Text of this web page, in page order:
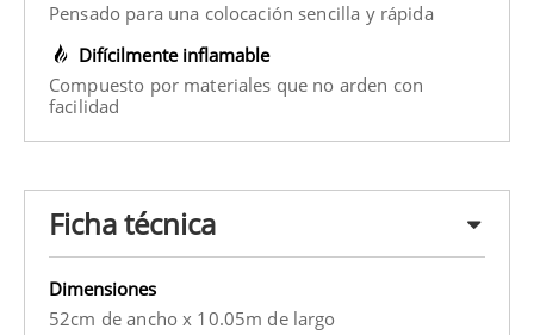
Pensado para una colocación sencilla y rápida
Difícilmente inflamable
Compuesto por materiales que no arden con
facilidad
Ficha técnica
Dimensiones
52cm de ancho x 10.05m de largo